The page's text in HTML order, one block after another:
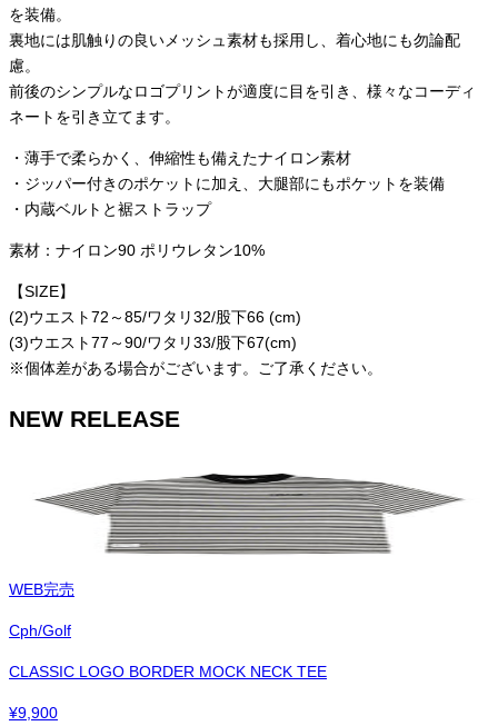
を装備。
裏地には肌触りの良いメッシュ素材も採用し、着心地にも勿論配
慮。
前後のシンプルなロゴプリントが適度に目を引き、様々なコーディ
ネートを引き立てます。
・薄手で柔らかく、伸縮性も備えたナイロン素材
・ジッパー付きのポケットに加え、大腿部にもポケットを装備
・内蔵ベルトと裾ストラップ
素材：ナイロン90 ポリウレタン10%
【SIZE】
(2)ウエスト72～85/ワタリ32/股下66 (cm)
(3)ウエスト77～90/ワタリ33/股下67(cm)
※個体差がある場合がございます。ご了承ください。
NEW RELEASE
WEB完売
Cph/Golf
CLASSIC LOGO BORDER MOCK NECK TEE
¥9,900